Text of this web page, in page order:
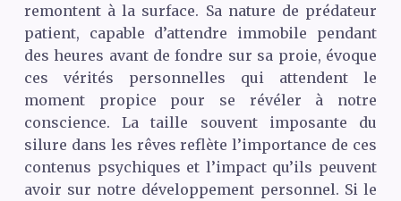
remontent à la surface. Sa nature de prédateur
patient, capable d’attendre immobile pendant
des heures avant de fondre sur sa proie, évoque
ces vérités personnelles qui attendent le
moment propice pour se révéler à notre
conscience. La taille souvent imposante du
silure dans les rêves reflète l’importance de ces
contenus psychiques et l’impact qu’ils peuvent
avoir sur notre développement personnel. Si le